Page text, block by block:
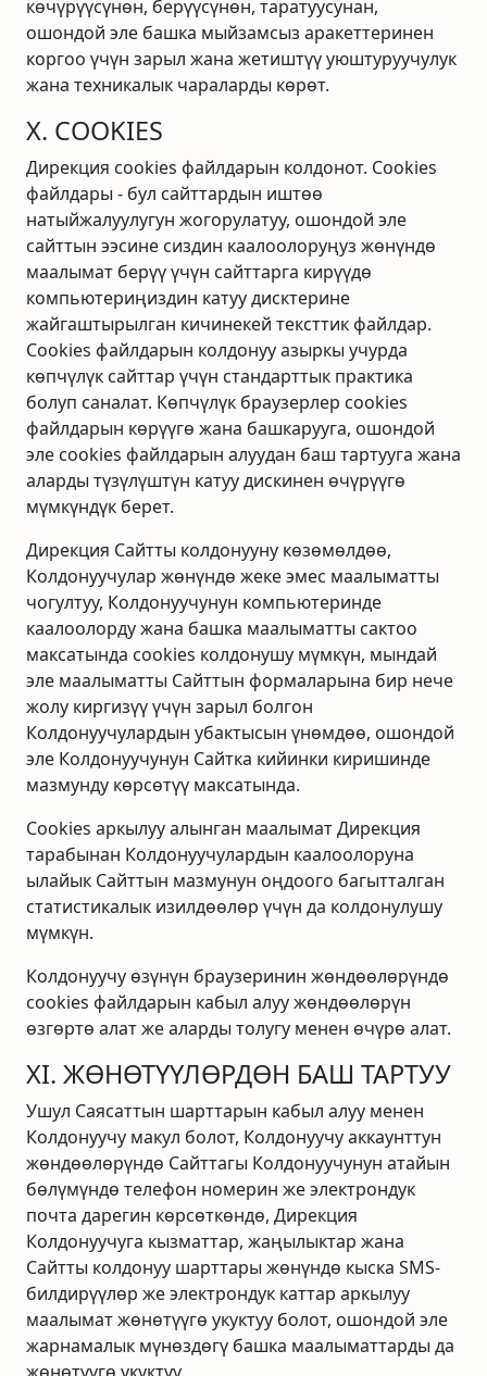
көчүрүүсүнөн, берүүсүнөн, таратуусунан,
ошондой эле башка мыйзамсыз аракеттеринен
коргоо үчүн зарыл жана жетиштүү уюштуруучулук
жана техникалык чараларды көрөт.
X. COOKIES
Дирекция cookies файлдарын колдонот. Cookies
файлдары - бул сайттардын иштөө
натыйжалуулугун жогорулатуу, ошондой эле
сайттын ээсине сиздин каалоолоруңуз жөнүндө
маалымат берүү үчүн сайттарга кирүүдө
компьютериңиздин катуу дисктерине
жайгаштырылган кичинекей тексттик файлдар.
Cookies файлдарын колдонуу азыркы учурда
көпчүлүк сайттар үчүн стандарттык практика
болуп саналат. Көпчүлүк браузерлер cookies
файлдарын көрүүгө жана башкарууга, ошондой
эле cookies файлдарын алуудан баш тартууга жана
аларды түзүлүштүн катуу дискинен өчүрүүгө
мүмкүндүк берет.
Дирекция Сайтты колдонууну көзөмөлдөө,
Колдонуучулар жөнүндө жеке эмес маалыматты
чогултуу, Колдонуучунун компьютеринде
каалоолорду жана башка маалыматты сактоо
максатында cookies колдонушу мүмкүн, мындай
эле маалыматты Сайттын формаларына бир нече
жолу киргизүү үчүн зарыл болгон
Колдонуучулардын убактысын үнөмдөө, ошондой
эле Колдонуучунун Сайтка кийинки киришинде
мазмунду көрсөтүү максатында.
Cookies аркылуу алынган маалымат Дирекция
тарабынан Колдонуучулардын каалоолоруна
ылайык Сайттын мазмунун оңдоого багытталган
статистикалык изилдөөлөр үчүн да колдонулушу
мүмкүн.
Колдонуучу өзүнүн браузеринин жөндөөлөрүндө
cookies файлдарын кабыл алуу жөндөөлөрүн
өзгөртө алат же аларды толугу менен өчүрө алат.
XI. ЖӨНӨТҮҮЛӨРДӨН БАШ ТАРТУУ
Ушул Саясаттын шарттарын кабыл алуу менен
Колдонуучу макул болот, Колдонуучу аккаунттун
жөндөөлөрүндө Сайттагы Колдонуучунун атайын
бөлүмүндө телефон номерин же электрондук
почта дарегин көрсөткөндө, Дирекция
Колдонуучуга кызматтар, жаңылыктар жана
Сайтты колдонуу шарттары жөнүндө кыска SMS-
билдирүүлөр же электрондук каттар аркылуу
маалымат жөнөтүүгө укуктуу болот, ошондой эле
жарнамалык мүнөздөгү башка маалыматтарды да